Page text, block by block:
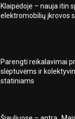
Klaipėdoje – nauja itin
elektromobilių įkrovos
Parengti reikalavimai
slėptuvėms ir
statiniams